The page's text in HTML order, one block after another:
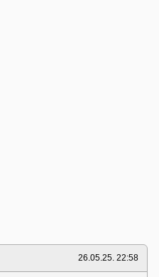
26.05.25. 22:58